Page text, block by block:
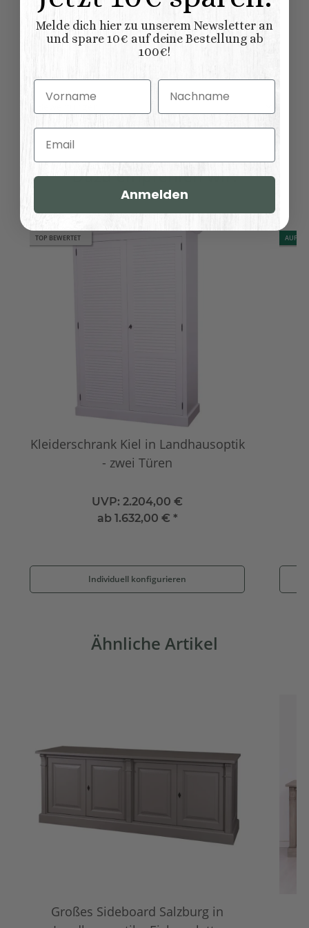
Länge × Breite ×
Höhe ):
Dazu empfehlen wir:
TOP BEWERTET
Kleiderschrank Kiel in Landhausoptik
- zwei Türen
UVP: 2.204,00 €
ab 1.632,00 € *
Individuell konfigurieren
AUF
Ähnliche Artikel
Großes Sideboard Salzburg in
Melde dich hier zu unserem Newsletter an
und spare 10€ auf deine Bestellung ab
100€!
Vorname Nachname
Email
Anmelden